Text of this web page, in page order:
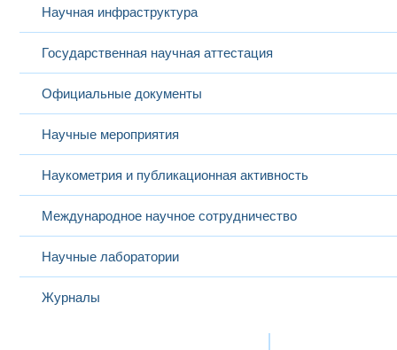
Научная инфраструктура
Государственная научная аттестация
Официальные документы
Научные мероприятия
Наукометрия и публикационная активность
Международное научное сотрудничество
Научные лаборатории
Журналы